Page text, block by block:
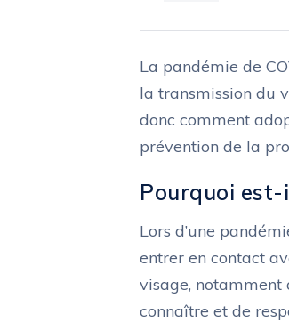
La pandémie de
la transmission du
donc comment
prévention de la
Pourquoi
Lors d’une
entrer en contact
visage, notamment
connaître et de